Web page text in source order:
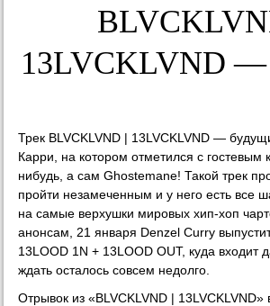
13LVCKLVND —
Трек BLVCKLVND | 13LVCKLVND —
Карри, на котором отметился с гостевым
нибудь, а сам Ghostemane! Такой трек
пройти незамеченным и у него есть все
на самые верхушки мировых хип-хоп
анонсам, 21 января Denzel Curry
13LOOD 1N + 13LOOD OUT, куда входит
ждать осталось совсем недолго.
Отрывок из «BLVCKLVND |